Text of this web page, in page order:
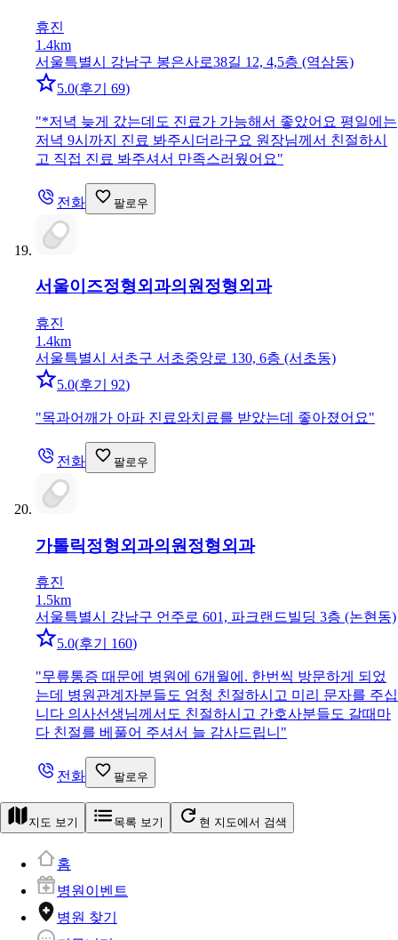
휴진
1.4km
서울특별시 강남구 봉은사로38길 12, 4,5층 (역삼동)
5.0(후기 69)
"*저녁 늦게 갔는데도 진료가 가능해서 좋았어요 평일에는
저녁 9시까지 진료 봐주시더라구요 원장님께서 친절하시
고 직접 진료 봐주셔서 만족스러웠어요"
전화 팔로우
서울이즈정형외과의원정형외과
휴진
1.4km
서울특별시 서초구 서초중앙로 130, 6층 (서초동)
5.0(후기 92)
"목과어깨가 아파 진료와치료를 받았는데 좋아졌어요"
전화 팔로우
가톨릭정형외과의원 정형외과
휴진
1.5km
서울특별시 강남구 언주로 601, 파크랜드빌딩 3층 (논현동)
5.0(후기 160)
"무릎통증 때문에 병원에 6개월에. 한번씩 방문하게 되었
는데 병원관계자분들도 엄청 친절하시고 미리 문자를 주십
니다 의사선생님께서도 친절하시고 간호사분들도 갈때마
다 친절를 베풀어 주셔서 늘 감사드립니 "
전화 팔로우
지도 보기 목록 보기 현 지도에서 검색
홈
병원이벤트
병원 찾기